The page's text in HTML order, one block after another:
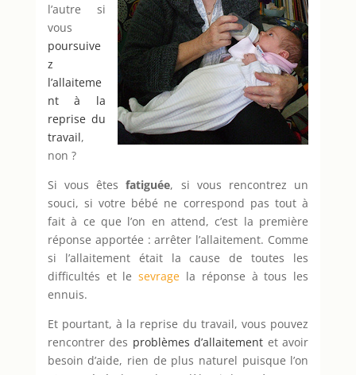
l’autre si
vous
poursuive
z
l’allaiteme
nt à la
reprise du
travail,
non ?
Si vous êtesfatiguée, si vous rencontrez un
souci, si votre bébé ne correspond pas tout à
fait à ce que l’on en attend, c’est la première
réponse apportée : arrêter l’allaitement. Comme
si l’allaitement était la cause de toutes les
difficultés et lesevrage la réponse à tous les
ennuis.
Et pourtant, à la reprise du travail, vous pouvez
rencontrer des problèmes d’allaitement et avoir
besoin d’aide, rien de plus naturel puisque l’on